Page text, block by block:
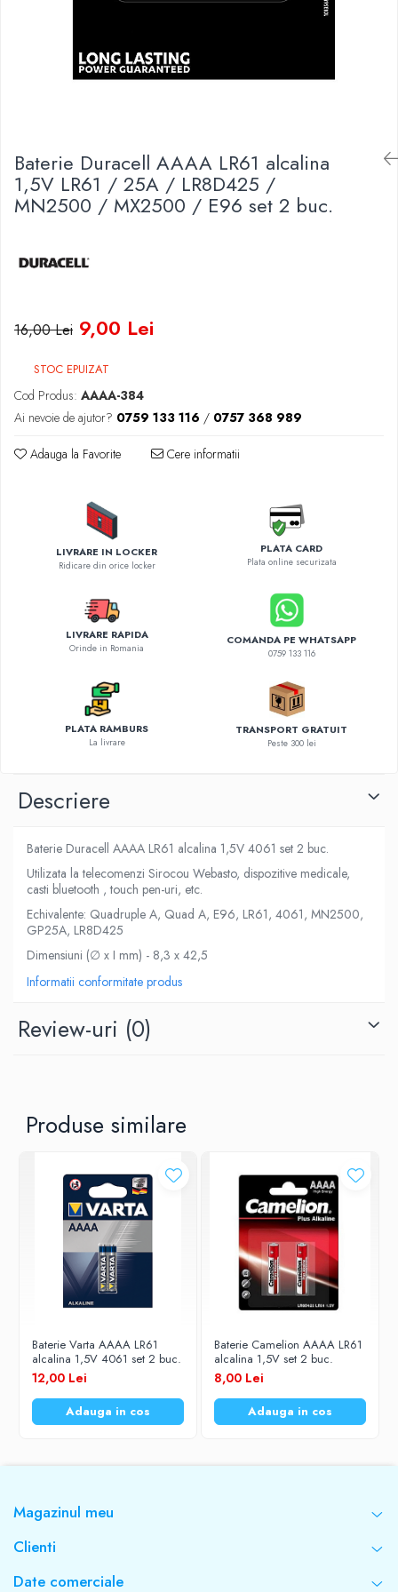
Convertoare tensiune
Prelungitoare
Stabilizatoare tensiune
Diverse gadgeturi
Accesorii auto
Diverse accesorii auto
Carcase protectie NOCO BOOST
Invertoare Auto
Aparate de spalat cu presiune
Baterie Duracell AAAA LR61 alcalina
1,5V LR61 / 25A / LR8D425 /
MN2500 / MX2500 / E96 set 2 buc.
16,00 Lei 9,00 Lei
STOC EPUIZAT
Cod Produs: AAAA-384
Ai nevoie de ajutor? 0759 133 116 / 0757 368 989
Adauga la Favorite Cere informatii
LIVRARE IN LOCKER
Ridicare din orice locker
PLATA CARD
Plata online securizata
LIVRARE RAPIDA
Orinde in Romania
COMANDA PE WHATSAPP
0759 133 116
PLATA RAMBURS
La livrare
TRANSPORT GRATUIT
Peste 300 lei
Descriere
Baterie Duracell AAAA LR61 alcalina 1,5V 4061 set 2 buc.
Utilizata la telecomenzi Sirocou Webasto, dispozitive medicale,
casti bluetooth , touch pen-uri, etc.
Echivalente: Quadruple A, Quad A, E96, LR61, 4061, MN2500,
GP25A, LR8D425
Dimensiuni (∅ x I mm) - 8,3 x 42,5
Informatii conformitate produs
Review-uri (0)
Produse similare
Baterie Varta AAAA LR61
alcalina 1,5V 4061 set 2 buc.
12,00 Lei
Adauga in cos
Baterie Camelion AAAA LR61
alcalina 1,5V set 2 buc.
8,00 Lei
Adauga in cos
Magazinul meu
Clienti
Date comerciale